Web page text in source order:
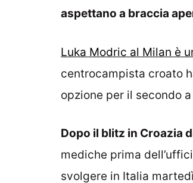
aspettano a braccia
Luka Modric al Milan è
centrocampista croato
opzione per il secondo
Dopo il blitz in Croazia
mediche prima
svolgere in Italia